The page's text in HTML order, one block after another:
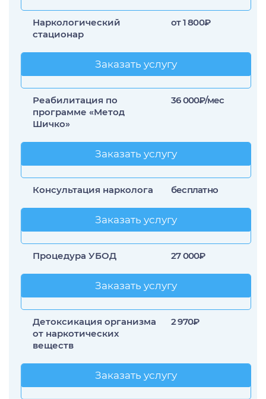
Лечение прозопагнозии
Психиатрическая клиника
Наркологический
стационар
от 1 800₽
Заказать услугу
Заказать услугу
Реабилитация по
программе «Метод
Шичко»
36 000₽/мес
Заказать услугу
Заказать услугу
Консультация нарколога бесплатно
Заказать услугу
Заказать услугу
Процедура УБОД 27 000₽
Заказать услугу
Заказать услугу
Детоксикация организма
от наркотических
веществ
2 970₽
Заказать услугу
Заказать услугу